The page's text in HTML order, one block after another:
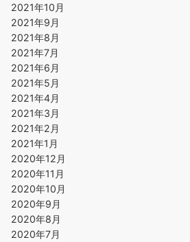
2021年10月
2021年9月
2021年8月
2021年7月
2021年6月
2021年5月
2021年4月
2021年3月
2021年2月
2021年1月
2020年12月
2020年11月
2020年10月
2020年9月
2020年8月
2020年7月